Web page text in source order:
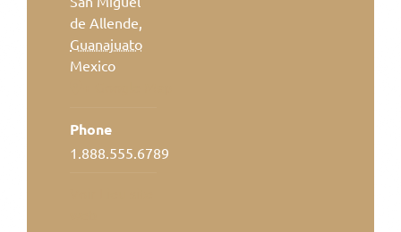
de Allende,
Guanajuato
Mexico
Phone
1.888.555.6789